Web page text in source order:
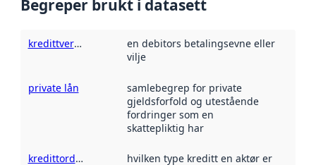
Begreper brukt i datasett
kredittverdighet
en debitors betalingsevne eller
vilje
private lån
samlebegrep for private
gjeldsforfold og utestående
fordringer som en
skattepliktig har
kredittordning
hvilken type kreditt en aktør er